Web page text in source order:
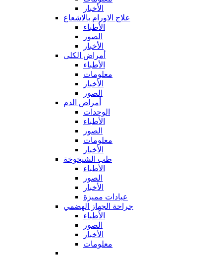
الأخبار
علاج الاورام بالاشعاع
الأطباء
الصور
الأخبار
أمراض الكلى
الأطباء
معلومات
الأخبار
الصور
أمراض الدم
الوحدات
الأطباء
الصور
معلومات
الأخبار
طب الشيخوخة
الأطباء
الصور
الأخبار
عيادات مميزة
جراحة الجهاز الهضمي
الأطباء
الصور
الأخبار
معلومات